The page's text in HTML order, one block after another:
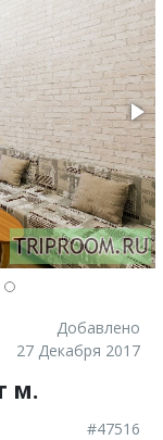
Добавлено
27 Декабря 2017
м.
#47516